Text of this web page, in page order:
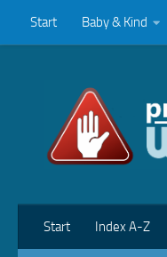
Zum Inhalt springen
Start Baby & Kind
Start Index A-Z